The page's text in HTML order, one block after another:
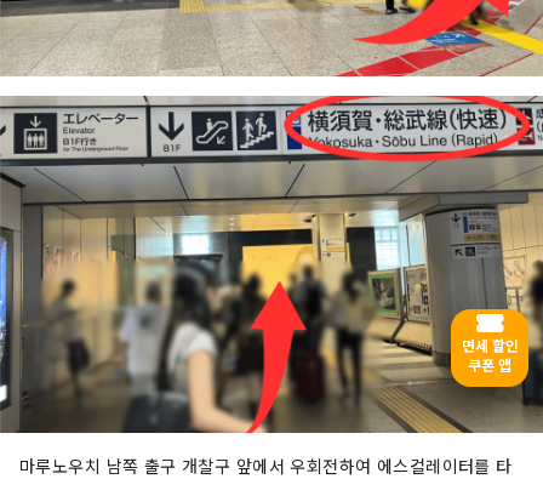
마루노우치 남쪽 출구 개찰구 앞에서 우회전하여 에스컬레이터를 타
면세 할인
쿠폰 앱